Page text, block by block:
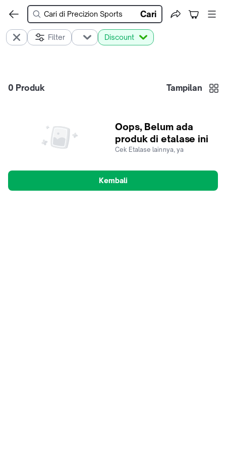
Cari
Filter Discount
0 Produk Tampilan
Oops, Belum ada
produk di etalase ini
Cek Etalase lainnya, ya
Kembali